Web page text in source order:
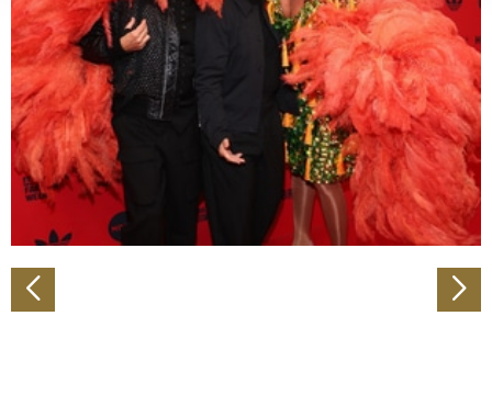
Abschnitt Einzelheitenfest.
Wir verwenden Cookies, um Inhalte und Anzeigen zu
personalisieren, Funktionen für soziale Medien anbieten
zu können und die Zugriffe auf unsere Website zu
analysieren. Außerdem geben wir Informationen zu Ihrer
Verwendung unserer Website an unsere Partner für
soziale Medien, Werbung und Analysen weiter. Unsere
Partner führen diese Informationen möglicherweise mit
haben oder die sie im Rahmen Ihrer Nutzung der Dienste
gesammelt haben.